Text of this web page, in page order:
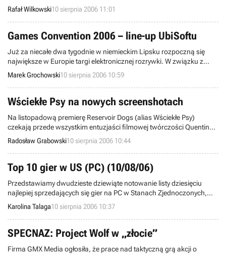
niewielka część z nich trafia potem na półki amerykańskich i
europejskich sklepów. Wczoraj doszły do nas informacje o
porozumieniu Atari z AQ Interactive, na mocy którego ta pierwsza
firma zajmie się wydaniem gry Bullet Witch na terenach Ameryki oraz
Rafał Wilkowski10 sierpnia 2006 11:01
Games Convention 2006 – line-up UbiSoftu
Już za niecałe dwa tygodnie w niemieckim Lipsku rozpoczną się
największe w Europie targi elektronicznej rozrywki. W związku z
nadchodzącą imprezą poszczególni wydawcy gier na Starym
Kontynencie zaczynają ujawniać informacje na temat produktów,
które zaprezentują u naszych zachodnich sąsiadów.
Marek Grochowski10 sierpnia 2006 10:59
Wściekłe Psy na nowych screenshotach
Na listopadową premierę Reservoir Dogs (alias Wściekłe Psy)
czekają przede wszystkim entuzjaści filmowej twórczości Quentina
Tarantino, aczkolwiek tytuł ów powinien zainteresować też fanów
gier akcji w ogóle. W naszej galerii pokazywaliśmy Wam dotąd osiem
screenshotów, prezentujących dzieło studia Volatile Games. Teraz
chcielibyśmy przedstawić trzy świeże zrzuty ekranowe w wysokiej
rozdzielczości.
Radosław Grabowski10 sierpnia 2006 10:44
Top 10 gier w US (PC) (10/08/06)
Przedstawiamy dwudzieste dziewiąte notowanie listy dziesięciu
najlepiej sprzedających się gier na PC w Stanach Zjednoczonych,
opracowane przez kompanię NPD. Ranking obejmuje programy
sprzedane w okresie od 23 do 29 lipca 2006 roku.
Karolina Talaga10 sierpnia 2006 10:37
SPECNAZ: Project Wolf w „złocie”
Firma GMX Media ogłosiła, że prace nad taktyczną grą akcji o